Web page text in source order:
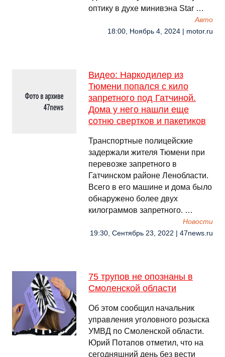
оптику в духе минивэна Star …
Авто
18:00, Ноябрь 4, 2024 | motor.ru
Видео: Наркодилер из
Тюмени попался с кило
запретного под Гатчиной.
Дома у него нашли еще
сотню свертков и пакетиков
Транспортные полицейские
задержали жителя Тюмени при
перевозке запретного в
Гатчинском районе Ленобласти.
Всего в его машине и дома было
обнаружено более двух
килограммов запретного. …
Новости
19:30, Сентябрь 23, 2022 | 47news.ru
75 трупов не опознаны в
Смоленской области
Об этом сообщил начальник
управления уголовного розыска
УМВД по Смоленской области.
Юрий Потапов отметил, что на
сегодняшний день без вести